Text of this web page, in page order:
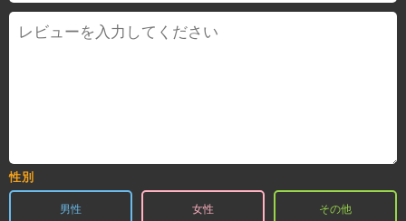
性別
男性 女性 その他